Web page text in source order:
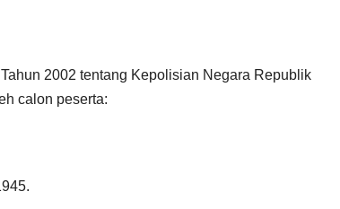
2002 tentang Kepolisian Negara Republik
calon peserta: